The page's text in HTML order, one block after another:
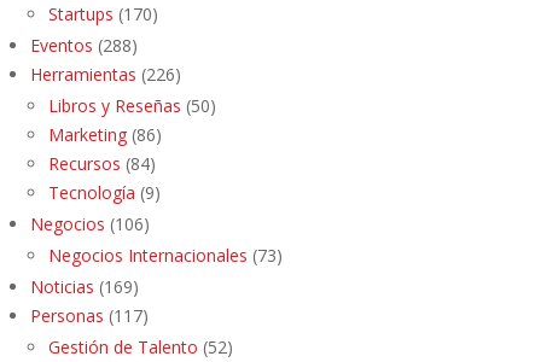
Startups (170)
Eventos (288)
Herramientas (226)
Libros y Reseñas (50)
Marketing (86)
Recursos (84)
Tecnología (9)
Negocios (106)
Negocios Internacionales (73)
Noticias (169)
Personas (117)
Gestión de Talento (52)